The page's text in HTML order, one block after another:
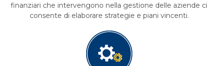
finanziari che intervengono nella gestione delle aziende ci
consente di elaborare strategie e piani vincenti.